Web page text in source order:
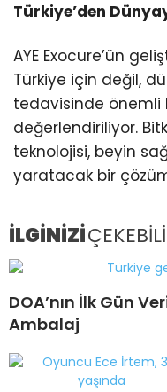
Türkiye’den
AYE Exocure’ün
Türkiye için değil,
tedavisinde önemli
değerlendiriliyor.
teknolojisi, beyin
yaratacak bir
İLGİNİZİ
DOA’nın İlk Gün
Ambalaj